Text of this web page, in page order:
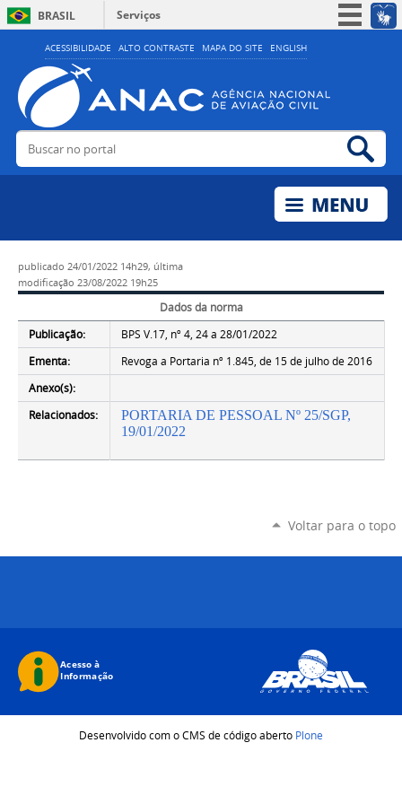
ACESSIBILIDADE ALTO CONTRASTE MAPA DO SITE ENGLISH
BRASIL
Serviços
Simplifique!
Acesso à informação
Legislação
Buscar no portal
publicado 24/01/2022 14h29, última
modificação 23/08/2022 19h25
Dados da norma
Publicação:
BPS V.17, nº 4, 24 a 28/01/2022
Ementa:
Revoga a Portaria nº 1.845, de 15 de julho de 2016
Anexo(s):
Relacionados:
PORTARIA DE PESSOAL Nº 25/SGP,
19/01/2022
Voltar para o topo
Desenvolvido com o CMS de código aberto Plone